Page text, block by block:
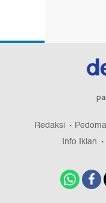
Redaksi
Info Iklan